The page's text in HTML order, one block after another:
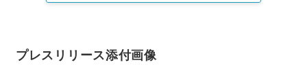
プレスリリース添付画像